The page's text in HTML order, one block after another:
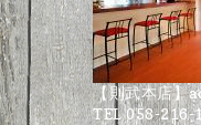
【則武本店】
TEL 058-216-